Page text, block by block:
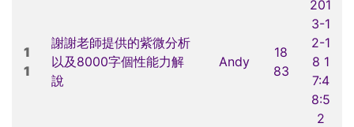
1
1
謝謝老師提供的紫微分析
以及8000字個性能力解
說
Andy
18
83
201
3-1
2-1
8 1
7:4
8:5
2